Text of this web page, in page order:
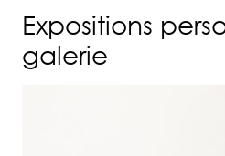
Expositions
galerie